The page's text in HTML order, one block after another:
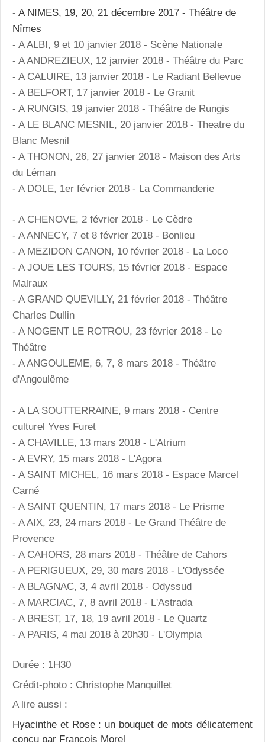
- A NIMES, 19, 20, 21 décembre 2017 - Théâtre de
Nîmes
- A ALBI, 9 et 10 janvier 2018 - Scène Nationale
- A ANDREZIEUX, 12 janvier 2018 - Théâtre du Parc
- A CALUIRE, 13 janvier 2018 - Le Radiant Bellevue
- A BELFORT, 17 janvier 2018 - Le Granit
- A RUNGIS, 19 janvier 2018 - Théâtre de Rungis
- A LE BLANC MESNIL, 20 janvier 2018 - Theatre du
Blanc Mesnil
- A THONON, 26, 27 janvier 2018 - Maison des Arts
du Léman
- A DOLE, 1er février 2018 - La Commanderie
- A CHENOVE, 2 février 2018 - Le Cèdre
- A ANNECY, 7 et 8 février 2018 - Bonlieu
- A MEZIDON CANON, 10 février 2018 - La Loco
- A JOUE LES TOURS, 15 février 2018 - Espace
Malraux
- A GRAND QUEVILLY, 21 février 2018 - Théâtre
Charles Dullin
- A NOGENT LE ROTROU, 23 février 2018 - Le
Théâtre
- A ANGOULEME, 6, 7, 8 mars 2018 - Théâtre
d'Angoulême
- A LA SOUTTERRAINE, 9 mars 2018 - Centre
culturel Yves Furet
- A CHAVILLE, 13 mars 2018 - L'Atrium
- A EVRY, 15 mars 2018 - L'Agora
- A SAINT MICHEL, 16 mars 2018 - Espace Marcel
Carné
- A SAINT QUENTIN, 17 mars 2018 - Le Prisme
- A AIX, 23, 24 mars 2018 - Le Grand Théâtre de
Provence
- A CAHORS, 28 mars 2018 - Théâtre de Cahors
- A PERIGUEUX, 29, 30 mars 2018 - L'Odyssée
- A BLAGNAC, 3, 4 avril 2018 - Odyssud
- A MARCIAC, 7, 8 avril 2018 - L'Astrada
- A BREST, 17, 18, 19 avril 2018 - Le Quartz
- A PARIS, 4 mai 2018 à 20h30 - L'Olympia
Durée : 1H30
Crédit-photo : Christophe Manquillet
A lire aussi :
Hyacinthe et Rose : un bouquet de mots délicatement
conçu par François Morel